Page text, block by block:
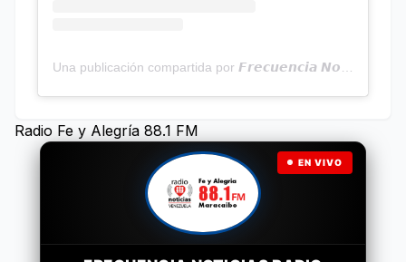
Radio Fe y Alegría 88.1 FM
EN VIVO